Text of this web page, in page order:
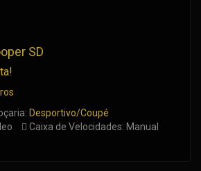
SD
Desportivo/Coupé
Caixa de Velocidades: Manual